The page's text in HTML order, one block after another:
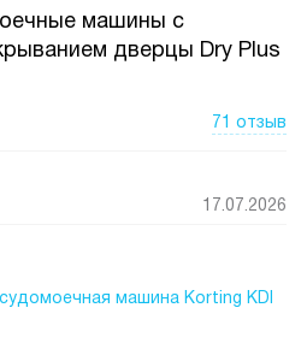
машины с
дверцы Dry Plus
71 отзыв
17.07.2026
машина Korting KDI